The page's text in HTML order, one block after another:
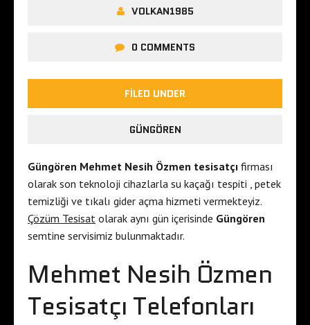
VOLKAN1985
0 COMMENTS
FILED UNDER
GÜNGÖREN
Güngören Mehmet Nesih Özmen tesisatçı firması
olarak son teknoloji cihazlarla su kaçağı tespiti , petek
temizliği ve tıkalı gider açma hizmeti vermekteyiz.
Çözüm Tesisat olarak aynı gün içerisinde Güngören
semtine servisimiz bulunmaktadır.
Mehmet Nesih Özmen
Tesisatçı Telefonları